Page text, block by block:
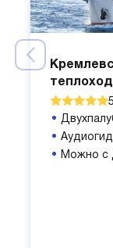
Аудиогид
Можно с